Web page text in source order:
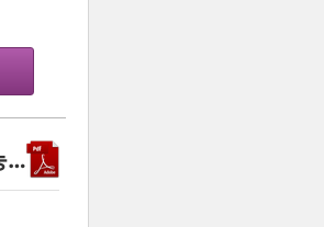
서울대 선배가 알려주는 후배들을 위한 수능 꿀팁!